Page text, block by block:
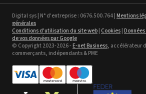
Sefa ROTEX LITE - occasion
Voir le détail
Digital sys | N° d'entreprise : 0676.500.764 |Mentions
générales
Conditions d'utilisation du site web| Cookies|
de vos données par Google
© Copyright 2023-2026 -E-net Business, accélérateur
commerçants, indépendants & PME